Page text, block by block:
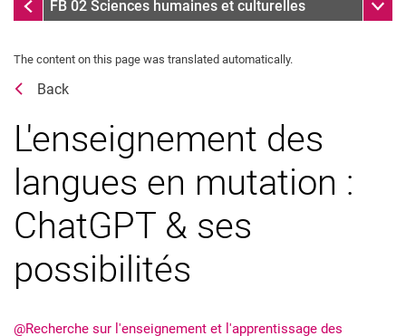
FB 02 Sciences humaines et culturelles
The content on this page was translated automatically.
Back
L'enseignement des
langues en mutation :
ChatGPT & ses
possibilités
@Recherche sur l'enseignement et l'apprentissage des